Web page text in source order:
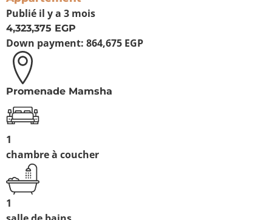
Publié il y a 3 mois
4,323,375 EGP
Down payment: 864,675 EGP
Promenade Mamsha
1
chambre à coucher
1